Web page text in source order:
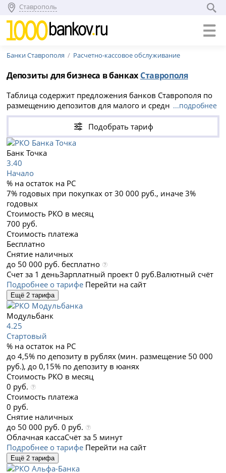
Ставрополь
Банки Ставрополя Расчетно-кассовое обслуживание
Депозиты для бизнеса в банках Ставрополя
Таблица содержит предложения банков Ставрополя по
размещению депозитов для малого и среднего бизнеса.
Доход начисляется на остаток по расчетному счету
юридического лица. Вне зависимости от наличия или
отсутствия у вас расчетного счета, вы можете сравнить
банковские тарифы для города Ставрополь и найти
расчетно-кассовое обслуживание с выгодными
условиями и наибольшим депозитным процентом на
остаток.
...подробнее
Подобрать тариф
Банк Точка
3.40
Начало
% на остаток на РС
7% годовых при покупках от 30 000 руб., иначе 3%
годовых
Стоимость РКО в месяц
700 руб.
Стоимость платежа
Бесплатно
Снятие наличных
до 50 000 руб. бесплатно
Счет за 1 деньЗарплатный проект 0 руб.Валютный счёт
Подробнее о тарифе Перейти на сайт
Ещё 2 тарифа
Модульбанк
4.25
Стартовый
% на остаток на РС
до 4,5% по депозиту в рублях (мин. размещение 50 000
руб.), до 0,15% по депозиту в юанях
Стоимость РКО в месяц
0 руб.
Стоимость платежа
0 руб.
Снятие наличных
до 50 000 руб. 0 руб.
Облачная кассаСчёт за 5 минут
Подробнее о тарифе Перейти на сайт
Ещё 2 тарифа